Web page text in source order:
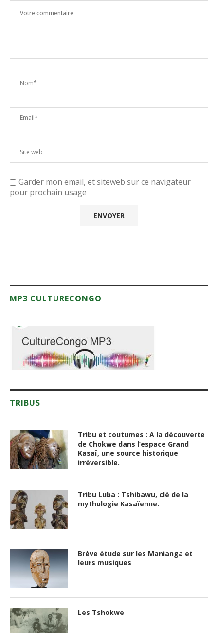
Garder mon email, et siteweb sur ce navigateur
pour prochain usage
MP3 CULTURECONGO
TRIBUS
Tribu et coutumes : A la découverte
de Chokwe dans l’espace Grand
Kasaï, une source historique
irréversible.
Tribu Luba : Tshibawu, clé de la
mythologie Kasaïenne.
Brève étude sur les Manianga et
leurs musiques
Les Tshokwe